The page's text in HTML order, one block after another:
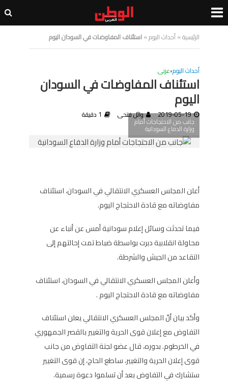
الرئيسية»أحداث اليوم»استئناف المفاوضات في السودان اليوم
أحداث اليوم•عربى
استئناف المفاوضات في السودان
اليوم
2019-05-19 وائل فتحى 1 دقيقة
جانب من الاحتجاجات أمام
وزارة الدفاع السودانية
أعلن المجلس العسكري الانتقالي في السودان، استئناف
مفاوضاته مع قادة الاحتجاج اليوم.
فيما تحدثت وسائل إعلام سودانية أمس عن أنباء عن
محاولة انقلابية دبرت بواسطة ضباط تمت إحالتهم إلى
التقاعد من الجيش والشرطة.
وأعلن المجلس العسكري الانتقالي في السودان، استئناف
مفاوضاته مع قادة الاحتجاج اليوم .
وأكد بيان أنّ المجلس العسكري الانتقالي يعلن استئناف
التفاوض مع إعلان قوى الحرية والتغيير بالقصر الجمهوري
في الخرطوم. بدوره، قال عضو لجنة التفاوض من جانب
قوى إعلان الحرية والتغيير، ساطع الحاج، إن قوى التغيير
ستشارك في التفاوض بعد أن تسلموا دعوة رسمية.